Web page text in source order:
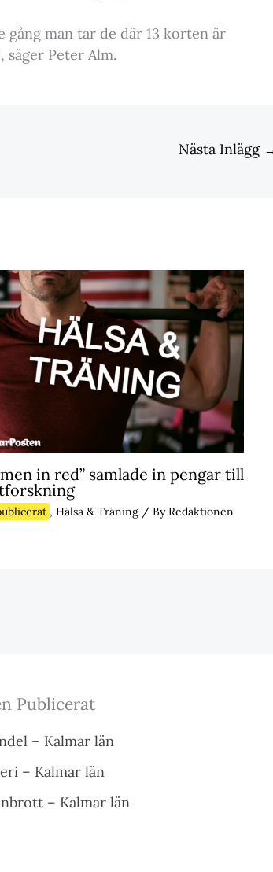
man tar de där 13 korten är
Peter Alm.
Nästa Inlägg
in red” samlade in pengar till
, Hälsa & Träning/ ByRedaktionen
Publicerat
– Kalmar län
– Kalmar län
– Kalmar län